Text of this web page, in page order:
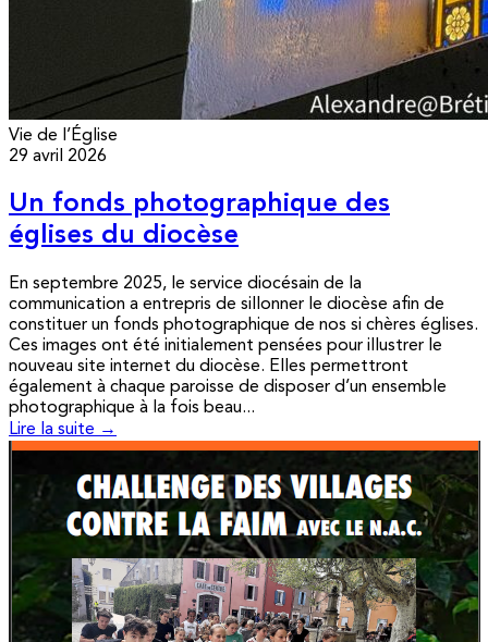
Vie de l’Église
29 avril 2026
Un fonds photographique des
églises du diocèse
En septembre 2025, le service diocésain de la
communication a entrepris de sillonner le diocèse afin de
constituer un fonds photographique de nos si chères églises.
Ces images ont été initialement pensées pour illustrer le
nouveau site internet du diocèse. Elles permettront
également à chaque paroisse de disposer d’un ensemble
photographique à la fois beau...
Lire la suite →